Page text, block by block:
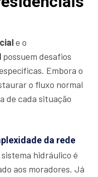
e o
possuem desafios
Embora o
o fluxo normal
de cada situação
da rede
hidráulico é
aos moradores. Já